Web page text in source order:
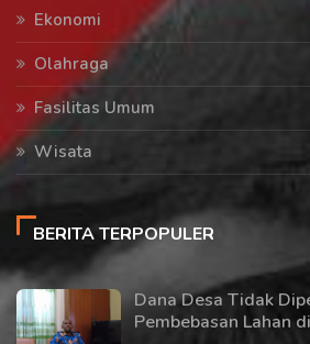
Ekonomi
Olahraga
Fasilitas Umum
Wisata
BERITA TERPOPULER
Dana Desa Tidak
Pembebasan Lahan